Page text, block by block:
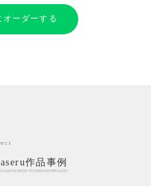
ーダーする
作品事例